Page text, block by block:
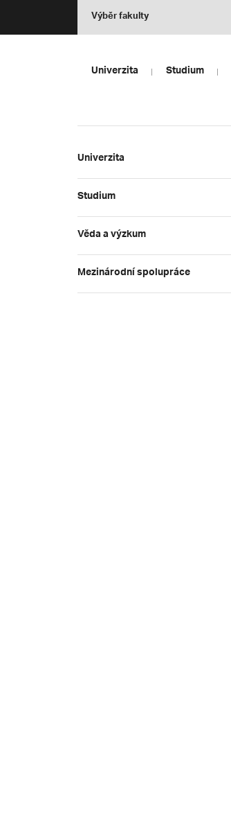
Výběr fakulty
Univerzita Studium
Univerzita
Studium
Věda a výzkum
Mezinárodní spolupráce